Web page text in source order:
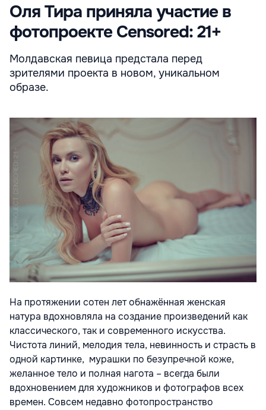
Оля Тира приняла участие в
фотопроекте Censored: 21+
Молдавская певица предстала перед
зрителями проекта в новом, уникальном
образе.
На протяжении сотен лет обнажённая женская
натура вдохновляла на создание произведений как
классического, так и современного искусства.
Чистота линий, мелодия тела, невинность и страсть в
одной картинке, мурашки по безупречной коже,
желанное тело и полная нагота – всегда были
вдохновением для художников и фотографов всех
времен. Совсем недавно фотопроcтранство